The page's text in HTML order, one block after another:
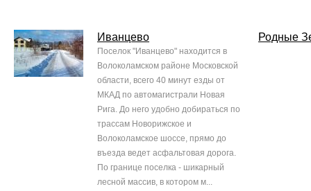
Иванцево
Поселок "Иванцево" находится в
Волоколамском районе Московской
области, всего 40 минут езды от
МКАД по автомагистрали Новая
Рига. До него удобно добираться по
трассам Новорижское и
Волоколамское шоссе, прямо до
въезда ведет асфальтовая дорога.
По границе поселка - шикарный
лесной массив, в котором м...
Родные